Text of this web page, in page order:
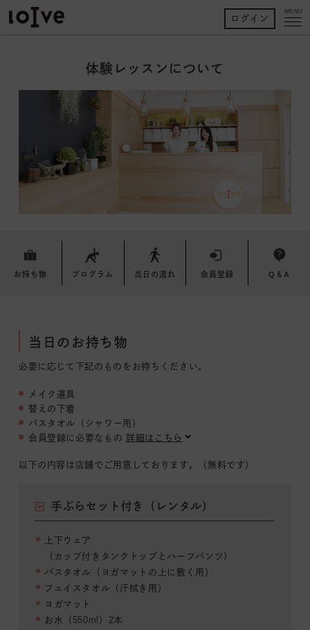
MENU
ログイン
体験レッスンについて
お持ち物 プログラム 当日の流れ 会員登録 Q＆A
当日のお持ち物
必要に応じて下記のものをお持ちください。
メイク道具
替えの下着
バスタオル（シャワー用）
会員登録に必要なもの 詳細はこちら
以下の内容は店舗でご用意しております。（無料です）
手ぶらセット付き（レンタル）
上下ウェア
（カップ付きタンクトップとハーフパンツ）
バスタオル（ヨガマットの上に敷く用）
フェイスタオル（汗拭き用）
ヨガマット
お水（550ml）2本